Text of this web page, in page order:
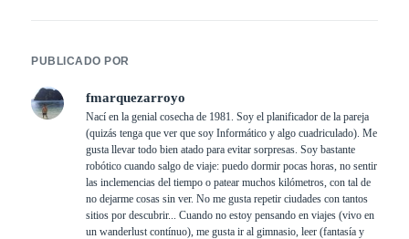
PUBLICADO POR
fmarquezarroyo
Nací en la genial cosecha de 1981. Soy el planificador de la pareja
(quizás tenga que ver que soy Informático y algo cuadriculado). Me
gusta llevar todo bien atado para evitar sorpresas. Soy bastante
robótico cuando salgo de viaje: puedo dormir pocas horas, no sentir
las inclemencias del tiempo o patear muchos kilómetros, con tal de
no dejarme cosas sin ver. No me gusta repetir ciudades con tantos
sitios por descubrir... Cuando no estoy pensando en viajes (vivo en
un wanderlust contínuo), me gusta ir al gimnasio, leer (fantasía y